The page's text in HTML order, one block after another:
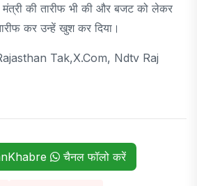
मंत्री की तारीफ भी की और बजट को लेकर
कर उन्हें खुश कर दिया।
Tak,x.com, Ndtv Raj
चैनल फॉलो करें